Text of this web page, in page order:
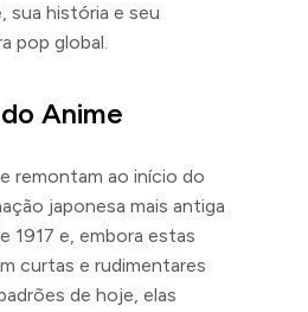
sua história e seu
pop global.
Anime
remontam ao início do
japonesa mais antiga
1917 e, embora estas
curtas e rudimentares
de hoje, elas